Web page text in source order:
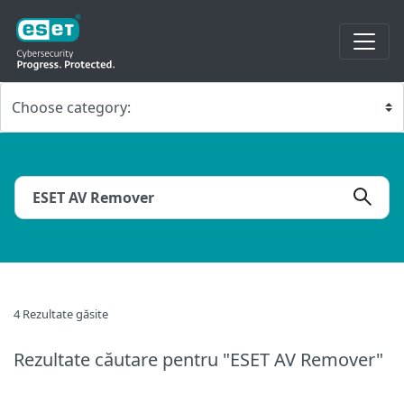
4 Rezultate găsite
Rezultate căutare pentru "ESET AV Remover"